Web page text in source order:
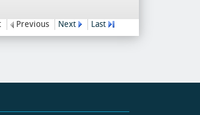
Previous Next Last